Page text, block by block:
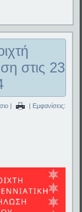
στις 23
|
| Εμφανίσεις: